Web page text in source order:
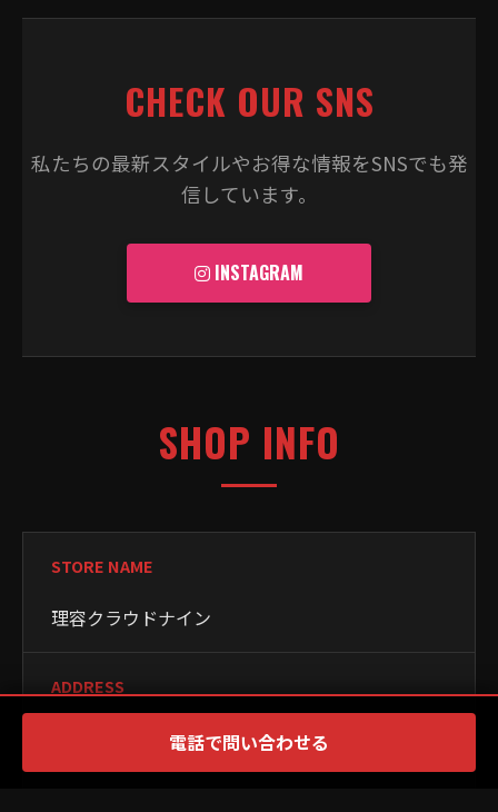
CHECK OUR SNS
私たちの最新スタイルやお得な情報をSNSでも発
信しています。
INSTAGRAM
SHOP INFO
STORE NAME
理容クラウドナイン
ADDRESS
東京都大田区西蒲田７丁目５２−８
電話で問い合わせる